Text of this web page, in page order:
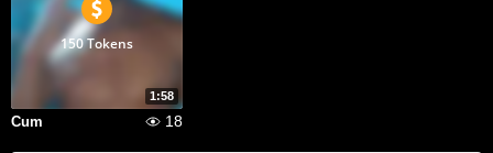
1:58
150 Tokens
Cum 18